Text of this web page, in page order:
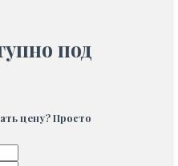
под
цену? Просто